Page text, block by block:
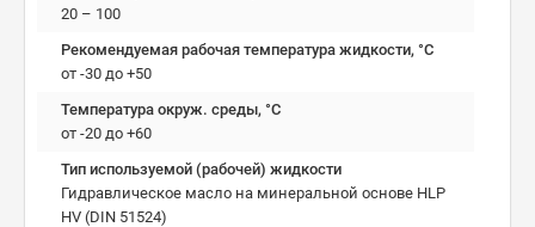
20 – 100
Рекомендуемая рабочая температура жидкости, °C
от -30 до +50
Температура окруж. среды, °C
от -20 до +60
Тип используемой (рабочей) жидкости
Гидравлическое масло на минеральной основе HLP
HV (DIN 51524)